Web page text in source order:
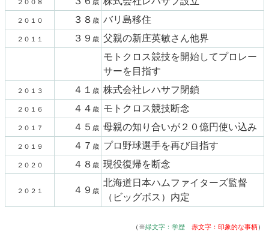
２００８ 歳
２０１０ ３８ 歳 バリ島移住
２０１１ ３９ 歳
父親の新庄英敏さん他界
モトクロス競技を開始してプロレー
サーを目指す
２０１３ ４１ 歳 株式会社レハサフ閉鎖
２０１６ ４４ 歳 モトクロス競技断念
２０１７ ４５ 歳 母親の知り合いが２０億円使い込み
２０１９ ４７ 歳 プロ野球選手を再び目指す
２０２０ ４８ 歳 現役復帰を断念
２０２１ ４９ 歳
北海道日本ハムファイターズ監督
（ビッグボス）内定
（※緑文字：学歴 赤文字：印象的な事柄）